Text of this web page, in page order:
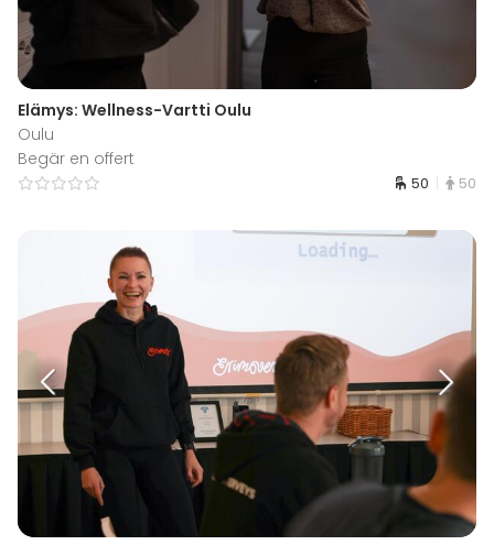
Elämys: Wellness-Vartti Oulu
Oulu
Begär en offert
50 50